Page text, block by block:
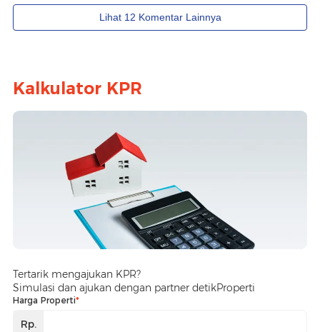
Kalkulator KPR
Tertarik mengajukan KPR?
Simulasi dan ajukan dengan partner detikProperti
Harga Properti*
Rp.